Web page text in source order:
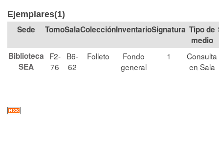
Ejemplares(1)
TomoSalaColección Signatura Tipo de
medio
Biblioteca
SEA
F2-
76
B6-
62
Folleto
Fondo
general
1
Consulta
en Sala